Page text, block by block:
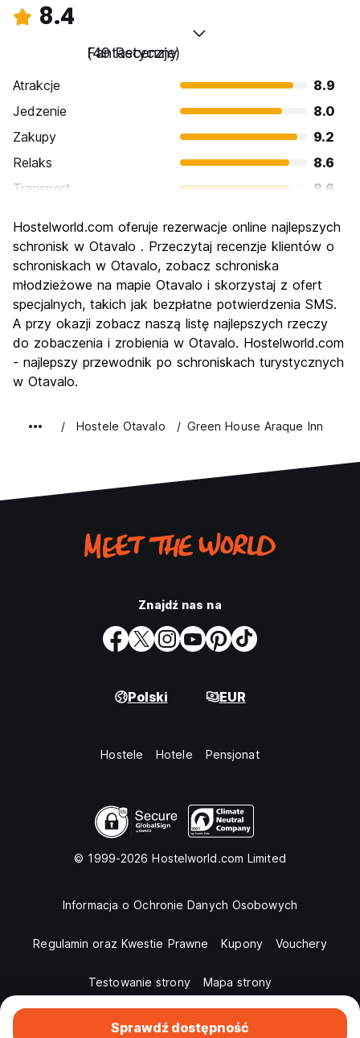
Sprawdź dostępność
8.4
Fantastyczny
(49 Recenzje)
Atrakcje
8.9
Jedzenie
8.0
Zakupy
9.2
Relaks
8.6
Transport
8.6
Kultura
8.8
Imprezy
Najlepsza wartość
8.6
Hostelworld.com oferuje rezerwacje online najlepszych
schronisk w Otavalo . Przeczytaj recenzje klientów o
schroniskach w Otavalo, zobacz schroniska
młodzieżowe na mapie Otavalo i skorzystaj z ofert
specjalnych, takich jak bezpłatne potwierdzenia SMS.
A przy okazji zobacz naszą listę najlepszych rzeczy
do zobaczenia i zrobienia w Otavalo. Hostelworld.com
- najlepszy przewodnik po schroniskach turystycznych
w Otavalo.
Hostele Otavalo Green House Araque Inn
Znajdź nas na
Polski EUR
Hostele Hotele Pensjonat
© 1999-2026 Hostelworld.com Limited
Informacja o Ochronie Danych Osobowych
Regulamin oraz Kwestie Prawne Kupony Vouchery
Testowanie strony Mapa strony